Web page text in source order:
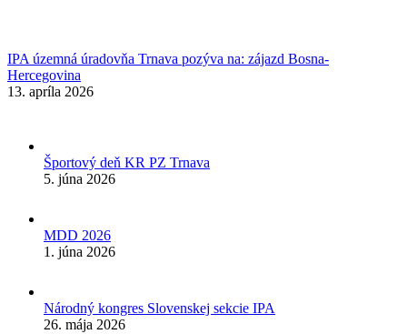
IPA územná úradovňa Trnava pozýva na: zájazd Bosna-
Hercegovina
13. apríla 2026
Športový deň KR PZ Trnava
5. júna 2026
MDD 2026
1. júna 2026
Národný kongres Slovenskej sekcie IPA
26. mája 2026